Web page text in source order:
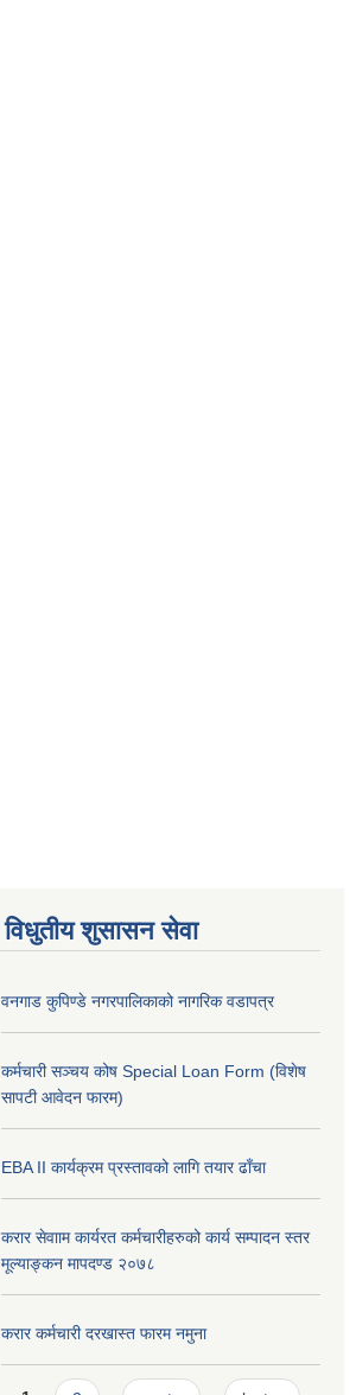
विधुतीय शुसासन सेवा
वनगाड कुपिण्डे नगरपालिकाको नागरिक वडापत्र
कर्मचारी सञ्चय कोष Special Loan Form (विशेष
सापटी आवेदन फारम)
EBA II कार्यक्रम प्रस्तावको लागि तयार ढाँचा
करार सेवााम कार्यरत कर्मचारीहरुको कार्य सम्पादन स्तर
मूल्याङ्कन मापदण्ड २०७८
करार कर्मचारी दरखास्त फारम नमुना